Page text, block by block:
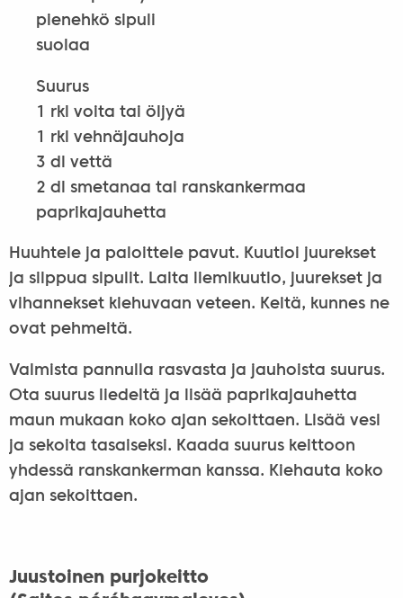
pienehkö sipuli
suolaa
Suurus
1 rkl voita tai öljyä
1 rkl vehnäjauhoja
3 dl vettä
2 dl smetanaa tai ranskankermaa
paprikajauhetta
Huuhtele ja paloittele pavut. Kuutioi juurekset
ja silppua sipulit. Laita liemikuutio, juurekset ja
vihannekset kiehuvaan veteen. Keitä, kunnes ne
ovat pehmeitä.
Valmista pannulla rasvasta ja jauhoista suurus.
Ota suurus liedeltä ja lisää paprikajauhetta
maun mukaan koko ajan sekoittaen. Lisää vesi
ja sekoita tasaiseksi. Kaada suurus keittoon
yhdessä ranskankerman kanssa. Kiehauta koko
ajan sekoittaen.
Juustoinen purjokeitto